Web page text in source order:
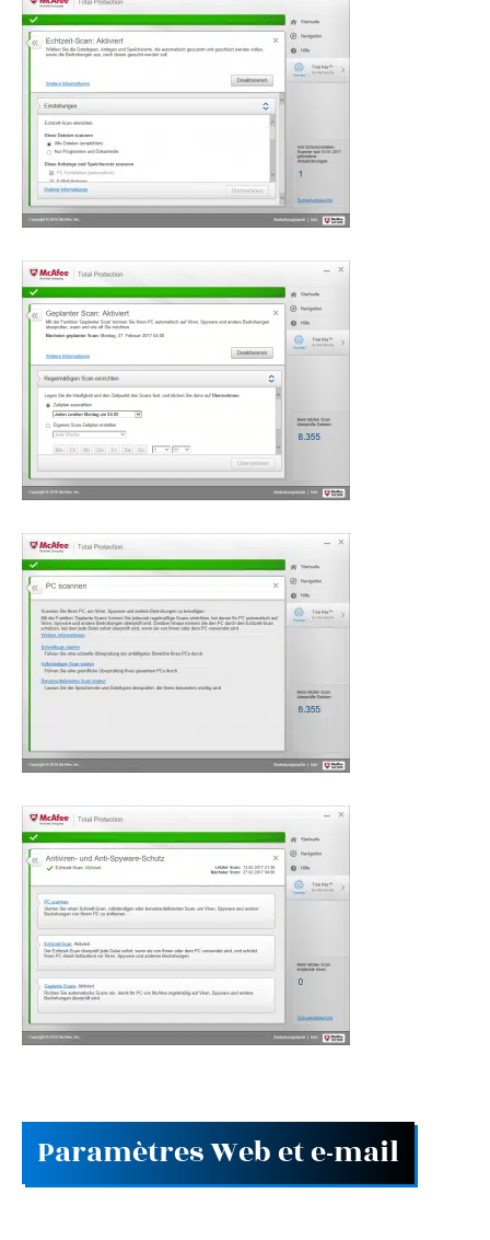
Paramètres Web et e-mail